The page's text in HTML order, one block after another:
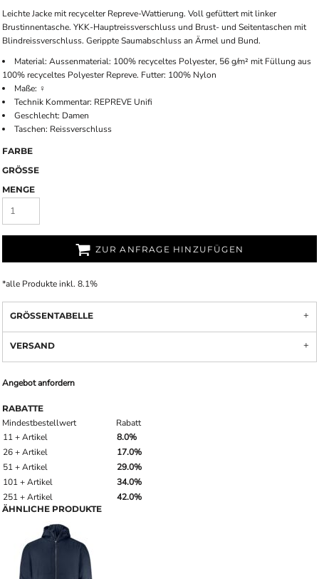
Leichte Jacke mit recycelter Repreve-Wattierung. Voll gefüttert mit linker
Brustinnentasche. YKK-Hauptreissverschluss und Brust- und Seitentaschen mit
Blindreissverschluss. Gerippte Saumabschluss an Ärmel und Bund.
Material: Aussenmaterial: 100% recyceltes Polyester, 56 g/m² mit Füllung aus
100% recyceltes Polyester Repreve. Futter: 100% Nylon
Maße: ♀
Technik Kommentar: REPREVE Unifi
Geschlecht: Damen
Taschen: Reissverschluss
FARBE
GRÖSSE
MENGE
ZUR ANFRAGE HINZUFÜGEN
*alle Produkte inkl. 8.1%
GRÖSSENTABELLE
VERSAND
Angebot anfordern
RABATTE
Mindestbestellwert
Rabatt
11 + Artikel
8.0%
26 + Artikel
17.0%
51 + Artikel
29.0%
101 + Artikel
34.0%
251 + Artikel
42.0%
ÄHNLICHE PRODUKTE